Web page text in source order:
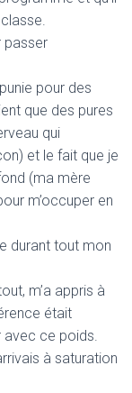
passer
pour des
que des pures
qui
et le fait que je
(ma mère
m’occuper en
durant tout mon
m’a appris à
était
avec ce poids.
à saturation